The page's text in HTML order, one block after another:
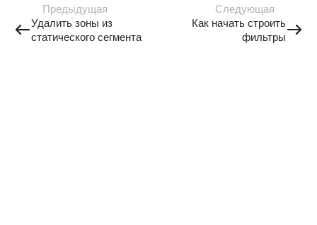
Предыдущая
Удалить зоны из
статического сегмента
Следующая
Как начать строить
фильтры